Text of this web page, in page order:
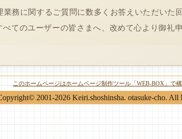
業務に関するご質問に数多くお答えいただいた
べてのユーザーの皆さまへ、改めて心より御礼
このホームページはホームページ制作ツール「WEB-BOX」で
2001-2026 Keiri.shoshinsha. otasuke-cho. All